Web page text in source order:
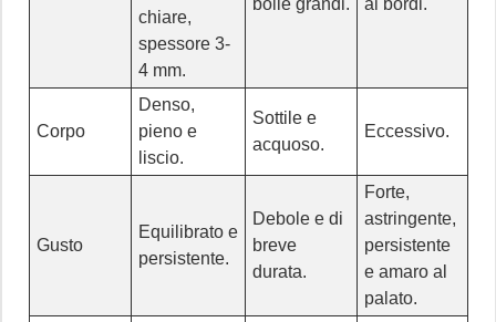
chiare,
spessore 3-
4 mm.
bolle grandi.
ai bordi.
Corpo
Denso,
pieno e
liscio.
Sottile e
acquoso.
Eccessivo.
Gusto
Equilibrato e
persistente.
Debole e di
breve
durata.
Forte,
astringente,
persistente
e amaro al
palato.